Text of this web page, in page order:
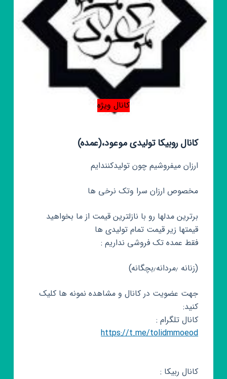
کانال ویژه
کانال روبیکا تولیدی موعود،(عمده)
ارزان میفروشیم چون تولیدکنندایم
مخصوص ارزان سرا وتک نرخی ها
برترین مدلها رو با نازلترین قیمت از ما بخواهید
قیمتها زیر قیمت تمام تولیدی ها
فقط عمده تک فروشی نداریم :
(زنانه ٫مردانه٫بچگانه)
جهت عضویت در کانال و مشاهده نمونه ها کلیک
کنید:
کانال تلگرام :
https://t.me/tolidmmoeod
کانال ربیکا :